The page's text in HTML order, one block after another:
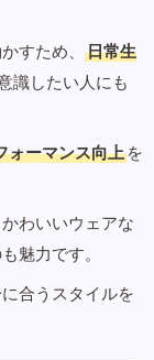
すため、
日常生
識したい人にも
ォーマンス向上 を
わいいウェアな
魅力です。
合うスタイルを